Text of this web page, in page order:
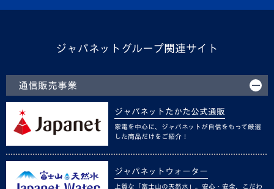
ジャパネットグループ関連サイト
通信販売事業
ジャパネットたかた公式通販
家電を中心に、ジャパネットが自信をもって厳選
した商品だけをご紹介！
ジャパネットウォーター
上質な「富士山の天然水」。安心・安全、こだわ